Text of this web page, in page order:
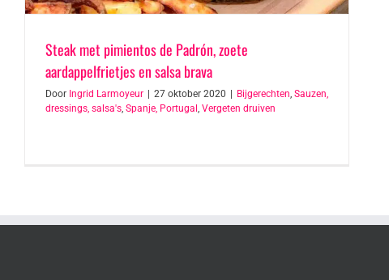
Steak met pimientos de Padrón, zoete
aardappelfrietjes en salsa brava
Door Ingrid Larmoyeur 27 oktober 2020 Bijgerechten, Sauzen,
dressings, salsa's, Spanje, Portugal , Vergeten druiven